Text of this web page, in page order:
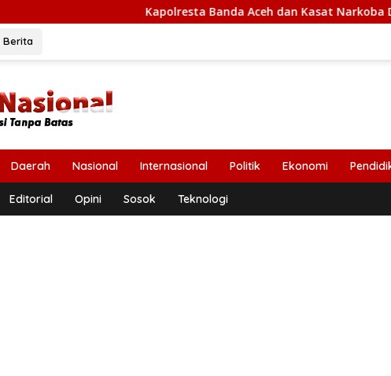
Kapolresta Banda Aceh dan Kasat Narkoba Diperiksa
Daerah Nasional Internasional Politik Ekonomi
Editorial Opini Sosok Teknologi